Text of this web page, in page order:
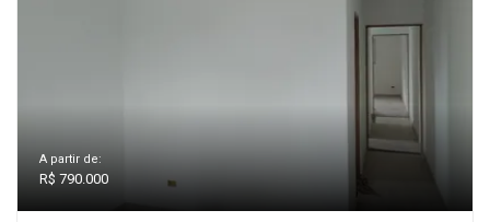
A partir de:
R$ 790.000